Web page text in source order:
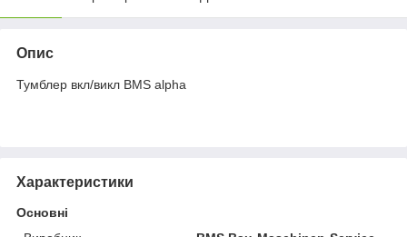
Опис
Тумблер вкл/викл BMS alpha
Характеристики
Основні